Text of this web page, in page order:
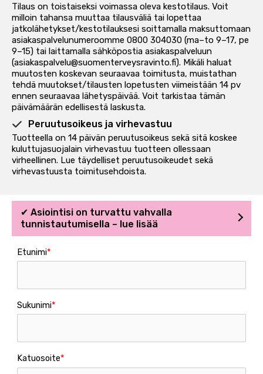
Tilaus on toistaiseksi voimassa oleva kestotilaus. Voit
milloin tahansa muuttaa tilausväliä tai lopettaa
jatkolähetykset/kestotilauksesi soittamalla maksuttomaan
asiakaspalvelunumeroomme 0800 304030 (ma–to 9–17, pe
9–15) tai laittamalla sähköpostia asiakaspalveluun
(asiakaspalvelu@suomenterveysravinto.fi). Mikäli haluat
muutosten koskevan seuraavaa toimitusta, muistathan
tehdä muutokset/tilausten lopetusten viimeistään 14 pv
ennen seuraavaa lähetyspäivää. Voit tarkistaa tämän
päivämäärän edellisestä laskusta.
Peruutusoikeus ja virhevastuu
Tuotteella on 14 päivän peruutusoikeus sekä sitä koskee
kuluttujasuojalain virhevastuu tuotteen ollessaan
virheellinen. Lue täydelliset peruutusoikeudet sekä
virhevastuusta toimitusehdoista.
✔ Asiointisi on turvattu vahvalla
tunnistautumisella – lue lisää
Etunimi
Sukunimi
Katuosoite